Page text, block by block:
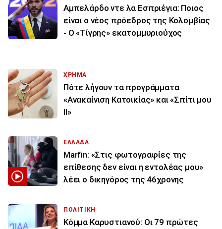
Αμπελάρδο ντε λα Εσπριέγια: Ποιος
είναι ο νέος πρόεδρος της Κολομβίας
- Ο «Τίγρης» εκατομμυριούχος
ΧΡΗΜΑ
Πότε λήγουν τα προγράμματα
«Ανακαίνιση Κατοικίας» και «Σπίτι μου
ΙΙ»
ΕΛΛΑΔΑ
Marfin: «Στις φωτογραφίες της
επίθεσης δεν είναι η εντολέας μου»
λέει ο δικηγόρος της 46χρονης
ΠΟΛΙΤΙΚΗ
Κόμμα Καρυστιανού: Οι 79 πρώτες